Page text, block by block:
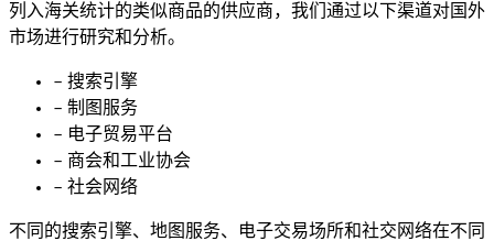
列入海关统计的类似商品的供应商，我们通过以下渠道对国外
市场进行研究和分析。
– 搜索引擎
– 制图服务
– 电子贸易平台
– 商会和工业协会
– 社会网络
不同的搜索引擎、地图服务、电子交易场所和社交网络在不同